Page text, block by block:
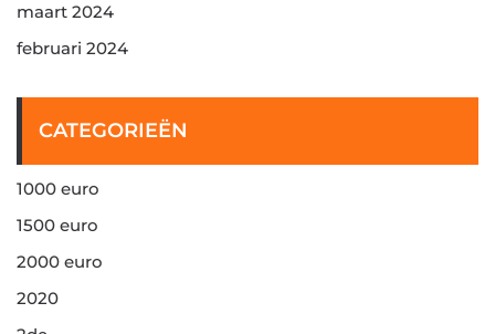
maart 2024
februari 2024
CATEGORIEËN
1000 euro
1500 euro
2000 euro
2020